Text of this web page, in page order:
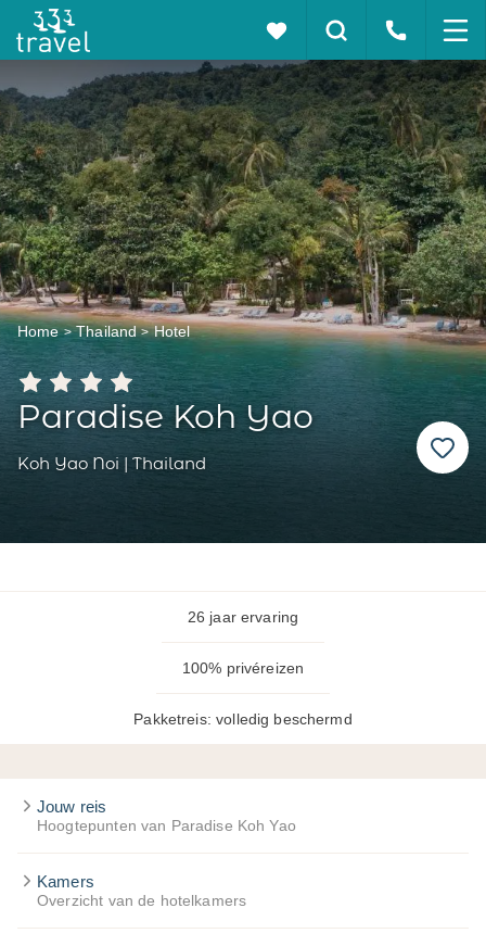
Home Thailand Hotel
Paradise Koh Yao
Koh Yao Noi | Thailand
26 jaar ervaring
100% privéreizen
Pakketreis: volledig beschermd
Jouw reis
Hoogtepunten van Paradise Koh Yao
Kamers
Overzicht van de hotelkamers